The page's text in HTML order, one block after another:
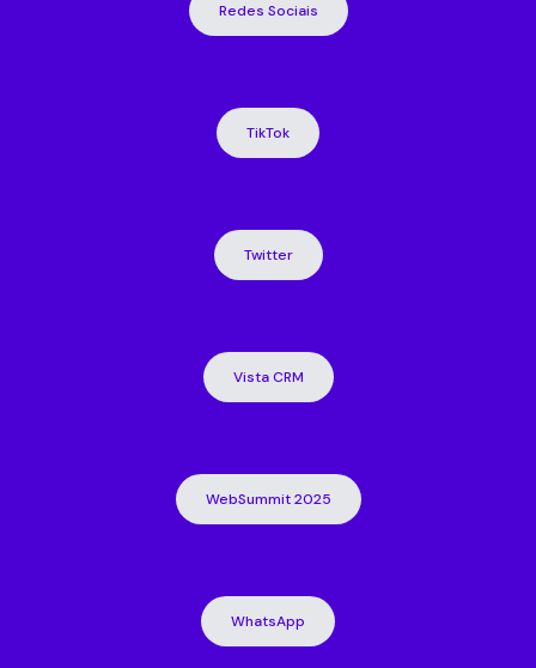
Redes Sociais
TikTok
Twitter
Vista CRM
WebSummit 2025
WhatsApp